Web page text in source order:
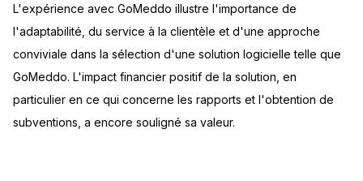
L'expérience avec GoMeddo illustre l'importance de
l'adaptabilité, du service à la clientèle et d'une approche
conviviale dans la sélection d'une solution logicielle telle que
GoMeddo. L'impact financier positif de la solution, en
particulier en ce qui concerne les rapports et l'obtention de
subventions, a encore souligné sa valeur.